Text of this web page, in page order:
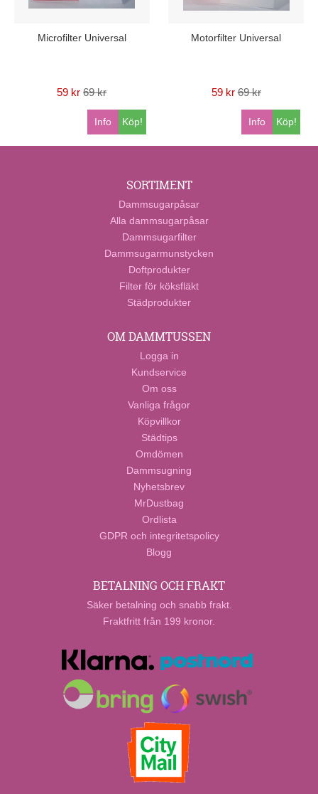
Microfilter Universal
59 kr 69 kr
Köp!
Info
Motorfilter Universal
59 kr 69 kr
Köp!
Info
SORTIMENT
Dammsugarpåsar
Alla dammsugarpåsar
Dammsugarfilter
Dammsugarmunstycken
Doftprodukter
Filter för köksfläkt
Städprodukter
OM DAMMTUSSEN
Logga in
Kundservice
Om oss
Vanliga frågor
Köpvillkor
Städtips
Omdömen
Dammsugning
Nyhetsbrev
MrDustbag
Ordlista
GDPR och integritetspolicy
Blogg
BETALNING OCH FRAKT
Säker betalning och snabb frakt.
Fraktfritt från 199 kronor.